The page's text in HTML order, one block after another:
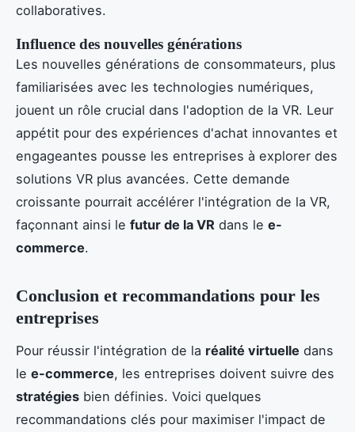
collaboratives.
Influence des nouvelles générations
Les nouvelles générations de consommateurs, plus
familiarisées avec les technologies numériques,
jouent un rôle crucial dans l'adoption de la VR. Leur
appétit pour des expériences d'achat innovantes et
engageantes pousse les entreprises à explorer des
solutions VR plus avancées. Cette demande
croissante pourrait accélérer l'intégration de la VR,
façonnant ainsi le futur de la VR dans le e-
commerce.
Conclusion et recommandations pour les
entreprises
Pour réussir l'intégration de la réalité virtuelle dans
le e-commerce, les entreprises doivent suivre des
stratégies bien définies. Voici quelques
recommandations clés pour maximiser l'impact de